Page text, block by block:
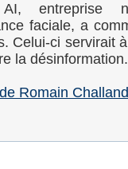
AI, entreprise
faciale, a
Celui-ci servirait
la désinformation.
Romain